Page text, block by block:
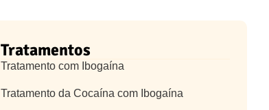
Tratamentos
Tratamento com Ibogaína
Tratamento da Cocaína com Ibogaína